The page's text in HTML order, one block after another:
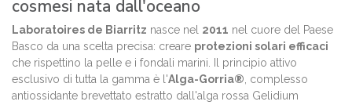
cosmesi nata dall'oceano
Laboratoires de Biarritz nasce nel 2011 nel cuore del Paese
Basco da una scelta precisa: creare protezioni solari efficaci
che rispettino la pelle e i fondali marini. Il principio attivo
esclusivo di tutta la gamma è l'Alga-Gorria®, complesso
antiossidante brevettato estratto dall'alga rossa Gelidium